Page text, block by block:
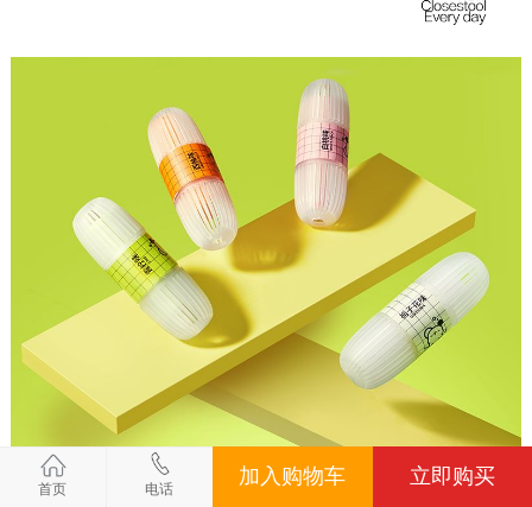
首页 电话
加入购物车 立即购买